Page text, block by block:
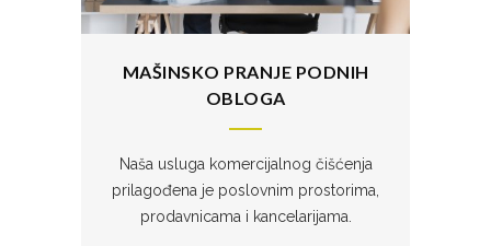
MAŠINSKO PRANJE PODNIH
OBLOGA
Naša usluga komercijalnog čišćenja
prilagođena je poslovnim prostorima,
prodavnicama i kancelarijama.